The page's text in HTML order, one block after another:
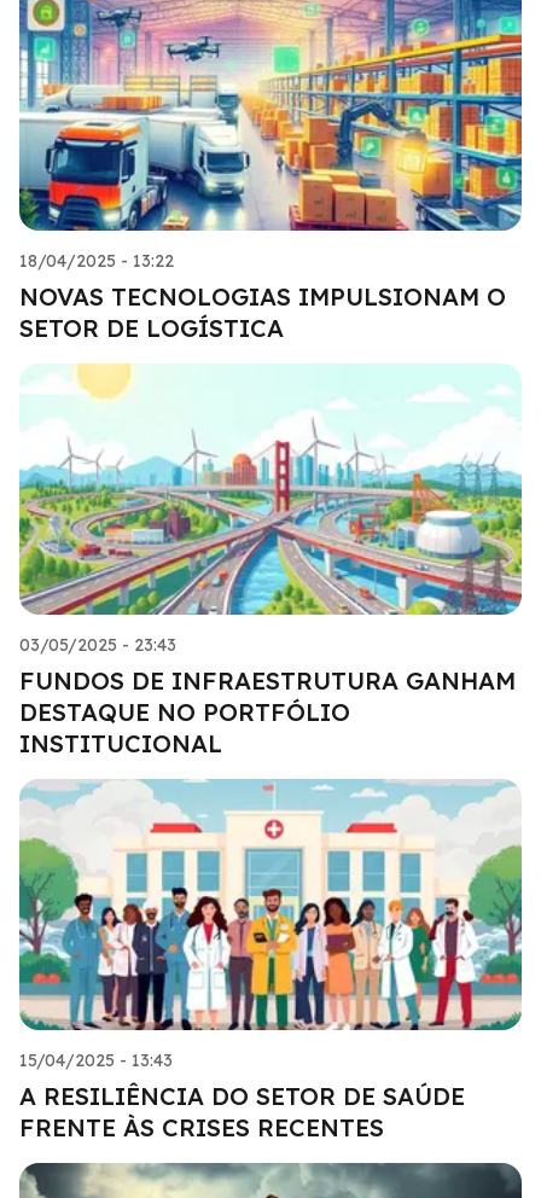
18/04/2025 - 13:22
NOVAS TECNOLOGIAS IMPULSIONAM O
SETOR DE LOGÍSTICA
03/05/2025 - 23:43
FUNDOS DE INFRAESTRUTURA GANHAM
DESTAQUE NO PORTFÓLIO
INSTITUCIONAL
15/04/2025 - 13:43
A RESILIÊNCIA DO SETOR DE SAÚDE
FRENTE ÀS CRISES RECENTES